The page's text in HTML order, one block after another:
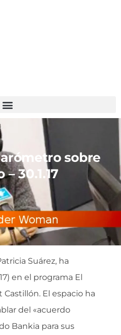
sobre
30.1.17
Suárez, ha
en el programa El
El espacio ha
del «acuerdo
Bankia para sus